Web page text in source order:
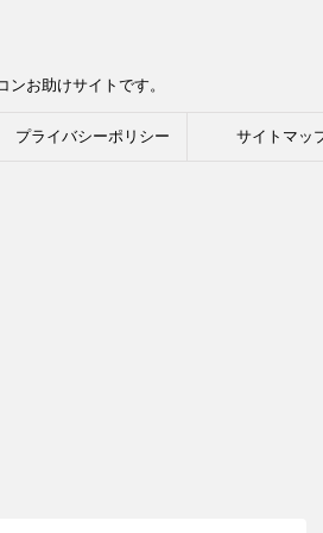
お助けサイトです。
プライバシーポリシー サイトマッ